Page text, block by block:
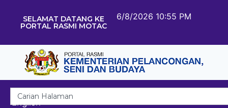
SELAMAT DATANG KE
PORTAL RASMI MOTAC
6/8/2026 10:55 PM
English